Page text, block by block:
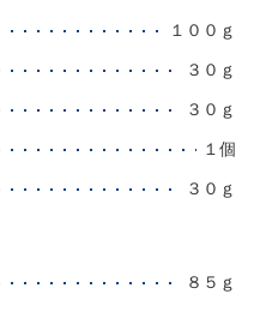
１００ｇ
３０ｇ
３０ｇ
１個
３０ｇ
８５ｇ